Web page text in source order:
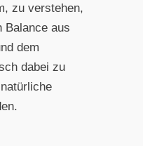
zu verstehen,
Balance aus
dem
dabei zu